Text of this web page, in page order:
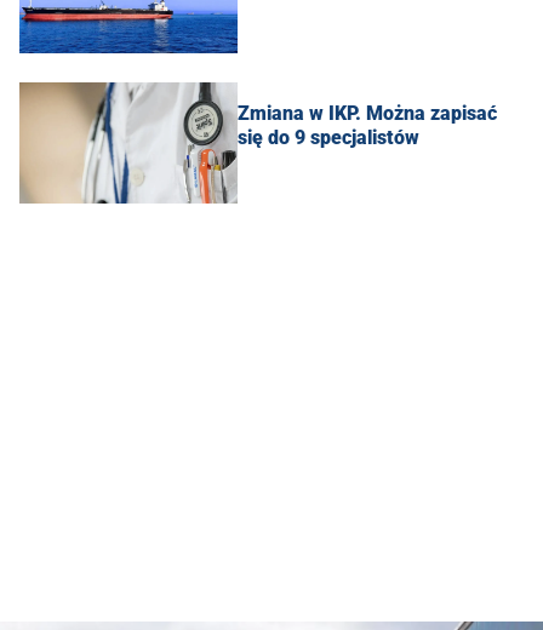
Zmiana w IKP. Można zapisać
się do 9 specjalistów